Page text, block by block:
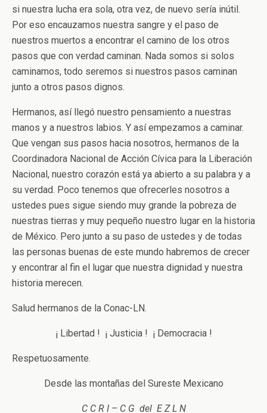
si nuestra lucha era sola, otra vez, de nuevo sería inútil.
Por eso encauzamos nuestra sangre y el paso de
nuestros muertos a encontrar el camino de los otros
pasos que con verdad caminan. Nada somos si solos
caminamos, todo seremos si nuestros pasos caminan
junto a otros pasos dignos.
Hermanos, así llegó nuestro pensamiento a nuestras
manos y a nuestros labios. Y así empezamos a caminar.
Que vengan sus pasos hacia nosotros, hermanos de la
Coordinadora Nacional de Acción Cívica para la Liberación
Nacional, nuestro corazón está ya abierto a su palabra y a
su verdad. Poco tenemos que ofrecerles nosotros a
ustedes pues sigue siendo muy grande la pobreza de
nuestras tierras y muy pequeño nuestro lugar en la historia
de México. Pero junto a su paso de ustedes y de todas
las personas buenas de este mundo habremos de crecer
y encontrar al fin el lugar que nuestra dignidad y nuestra
historia merecen.
Salud hermanos de la Conac-LN.
¡ Libertad ! ¡ Justicia ! ¡ Democracia !
Respetuosamente.
Desde las montañas del Sureste Mexicano
C C R I – C G del E Z L N